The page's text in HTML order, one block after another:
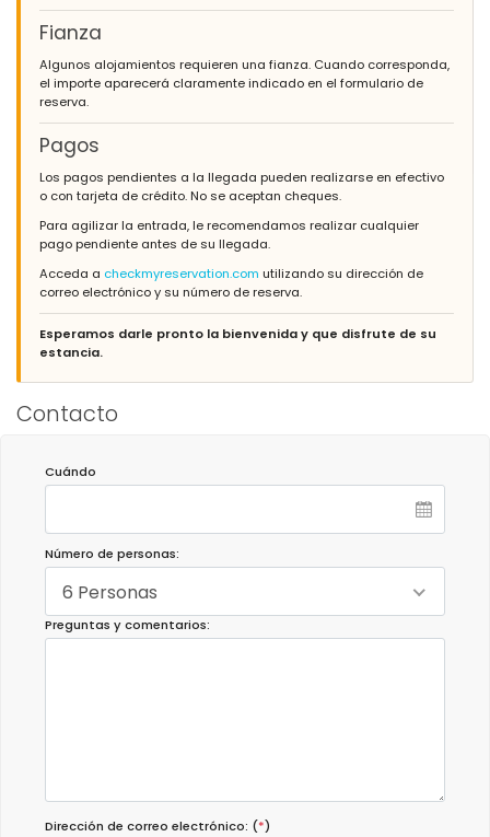
Fianza
Algunos alojamientos requieren una fianza. Cuando corresponda,
el importe aparecerá claramente indicado en el formulario de
reserva.
Pagos
Los pagos pendientes a la llegada pueden realizarse en efectivo
o con tarjeta de crédito. No se aceptan cheques.
Para agilizar la entrada, le recomendamos realizar cualquier
pago pendiente antes de su llegada.
Acceda a checkmyreservation.com utilizando su dirección de
correo electrónico y su número de reserva.
Esperamos darle pronto la bienvenida y que disfrute de su
estancia.
Contacto
Cuándo
Número de personas:
6 Personas
Preguntas y comentarios:
Dirección de correo electrónico: (*)